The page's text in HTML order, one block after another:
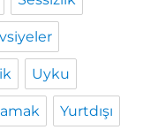
Uyku
Yurtdışı